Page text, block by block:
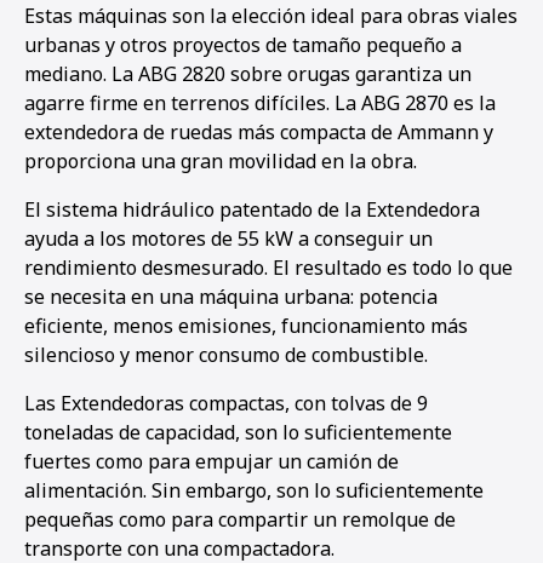
Estas máquinas son la elección ideal para obras viales
urbanas y otros proyectos de tamaño pequeño a
mediano. La ABG 2820 sobre orugas garantiza un
agarre firme en terrenos difíciles. La ABG 2870 es la
extendedora de ruedas más compacta de Ammann y
proporciona una gran movilidad en la obra.
El sistema hidráulico patentado de la Extendedora
ayuda a los motores de 55 kW a conseguir un
rendimiento desmesurado. El resultado es todo lo que
se necesita en una máquina urbana: potencia
eficiente, menos emisiones, funcionamiento más
silencioso y menor consumo de combustible.
Las Extendedoras compactas, con tolvas de 9
toneladas de capacidad, son lo suficientemente
fuertes como para empujar un camión de
alimentación. Sin embargo, son lo suficientemente
pequeñas como para compartir un remolque de
transporte con una compactadora.